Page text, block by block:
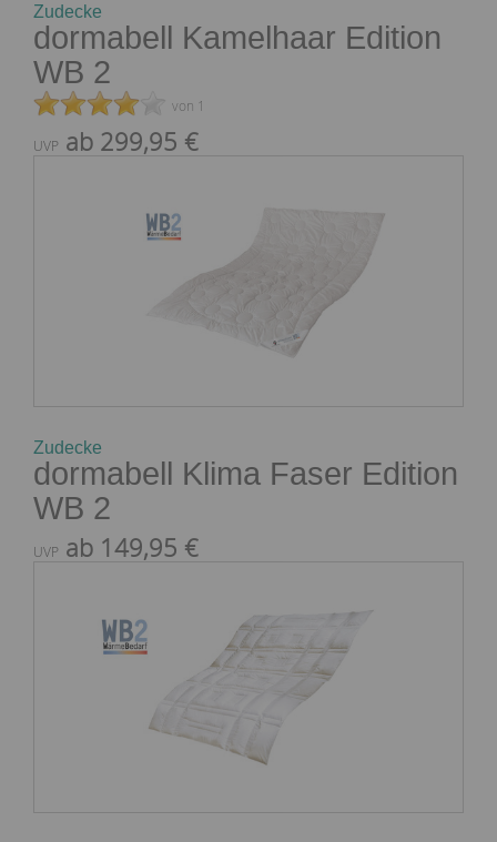
Zudecke
dormabell Kamelhaar Edition
WB 2
von 1
UVP ab 299,95 €
Zudecke
dormabell Klima Faser Edition
WB 2
UVP ab 149,95 €